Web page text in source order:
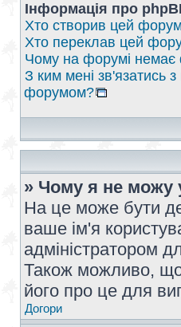
Інформація про
Хто створив цей
Хто переклав цей
Чому на форумі немає
З ким мені зв'язатись
форумом?
» Чому я не можу
На це може бути
ваше ім'я
адміністратором
Також можливо, що
його про це для
Догори